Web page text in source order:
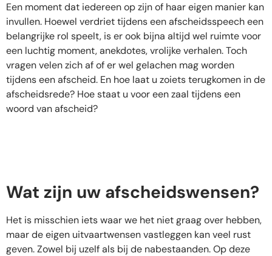
Een moment dat iedereen op zijn of haar eigen manier kan
invullen. Hoewel verdriet tijdens een afscheidsspeech een
belangrijke rol speelt, is er ook bijna altijd wel ruimte voor
een luchtig moment, anekdotes, vrolijke verhalen. Toch
vragen velen zich af of er wel gelachen mag worden
tijdens een afscheid. En hoe laat u zoiets terugkomen in de
afscheidsrede? Hoe staat u voor een zaal tijdens een
woord van afscheid?
Wat zijn uw afscheidswensen?
Het is misschien iets waar we het niet graag over hebben,
maar de eigen uitvaartwensen vastleggen kan veel rust
geven. Zowel bij uzelf als bij de nabestaanden. Op deze